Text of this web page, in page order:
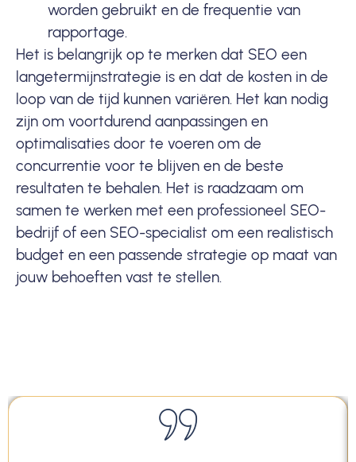
worden gebruikt en de frequentie van
rapportage.
Het is belangrijk op te merken dat SEO een
langetermijnstrategie is en dat de kosten in de
loop van de tijd kunnen variëren. Het kan nodig
zijn om voortdurend aanpassingen en
optimalisaties door te voeren om de
concurrentie voor te blijven en de beste
resultaten te behalen. Het is raadzaam om
samen te werken met een professioneel SEO-
bedrijf of een SEO-specialist om een realistisch
budget en een passende strategie op maat van
jouw behoeften vast te stellen.